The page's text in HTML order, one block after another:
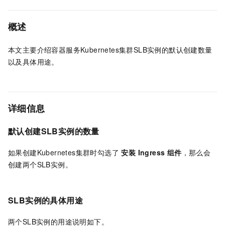
概述
本文主要介绍容器服务Kubernetes集群SLB实例的默认创建数量
以及具体用途。
详细信息
默认创建SLB实例的数量
如果创建Kubernetes集群时勾选了安装 Ingress 组件 ，那么会
创建两个SLB实例。
SLB实例的具体用途
两个SLB实例的用途说明如下。